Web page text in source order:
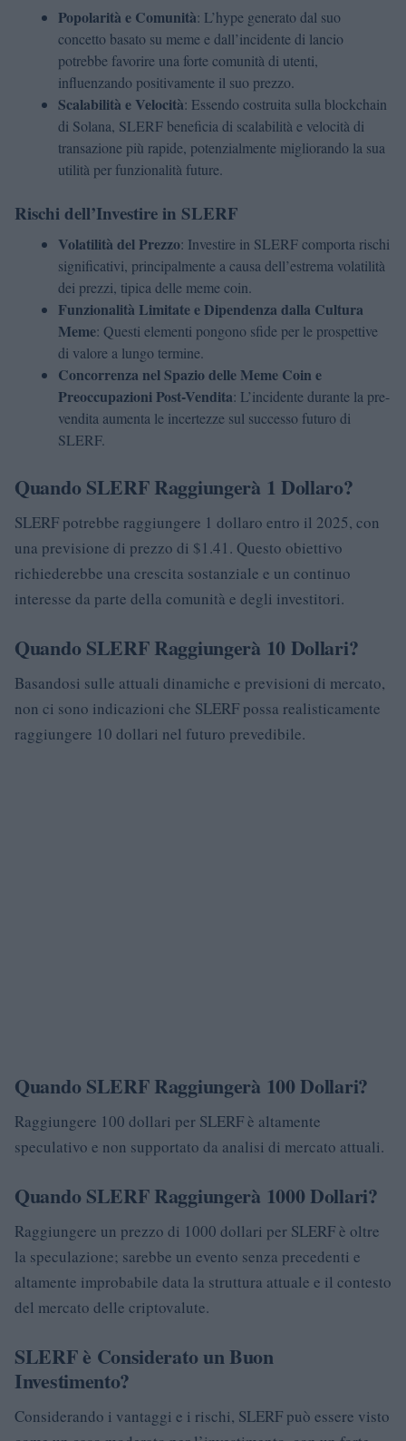
Popolarità e Comunità: L’hype generato dal suo
concetto basato su meme e dall’incidente di lancio
potrebbe favorire una forte comunità di utenti,
influenzando positivamente il suo prezzo.
Scalabilità e Velocità: Essendo costruita sulla blockchain
di Solana, SLERF beneficia di scalabilità e velocità di
transazione più rapide, potenzialmente migliorando la sua
utilità per funzionalità future.
Rischi dell’Investire in SLERF
Volatilità del Prezzo: Investire in SLERF comporta rischi
significativi, principalmente a causa dell’estrema volatilità
dei prezzi, tipica delle meme coin.
Funzionalità Limitate e Dipendenza dalla Cultura
Meme: Questi elementi pongono sfide per le prospettive
di valore a lungo termine.
Concorrenza nel Spazio delle Meme Coin e
Preoccupazioni Post-Vendita: L’incidente durante la pre-
vendita aumenta le incertezze sul successo futuro di
SLERF.
Quando SLERF Raggiungerà 1 Dollaro?
SLERF potrebbe raggiungere 1 dollaro entro il 2025, con
una previsione di prezzo di $1.41. Questo obiettivo
richiederebbe una crescita sostanziale e un continuo
interesse da parte della comunità e degli investitori.
Quando SLERF Raggiungerà 10 Dollari?
Basandosi sulle attuali dinamiche e previsioni di mercato,
non ci sono indicazioni che SLERF possa realisticamente
raggiungere 10 dollari nel futuro prevedibile.
Quando SLERF Raggiungerà 100 Dollari?
Raggiungere 100 dollari per SLERF è altamente
speculativo e non supportato da analisi di mercato attuali.
Quando SLERF Raggiungerà 1000 Dollari?
Raggiungere un prezzo di 1000 dollari per SLERF è oltre
la speculazione; sarebbe un evento senza precedenti e
altamente improbabile data la struttura attuale e il contesto
del mercato delle criptovalute.
SLERF è Considerato un Buon
Investimento?
Considerando i vantaggi e i rischi, SLERF può essere visto